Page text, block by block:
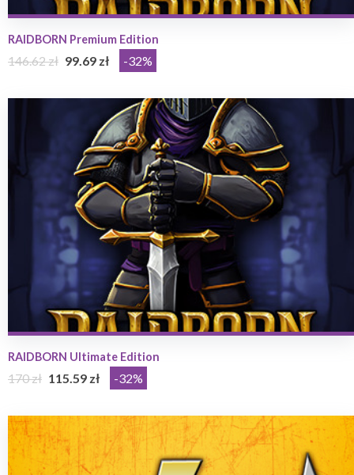
RAIDBORN Premium Edition
146.62 zł 99.69 zł -32%
RAIDBORN Ultimate Edition
170 zł 115.59 zł -32%